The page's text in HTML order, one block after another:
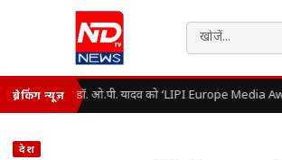
ब्रेकिंग न्यूज़ डॉ. ओ.पी. यादव को ‘LIPI Europe Media
देश